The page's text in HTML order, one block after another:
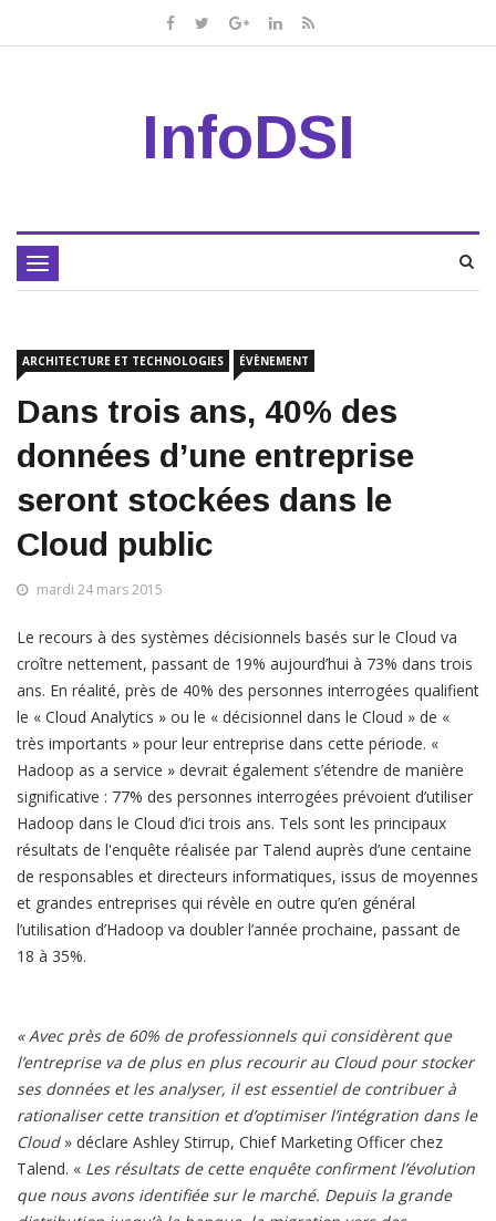
InfoDSI
Toggle
navigation
ARCHITECTURE ET TECHNOLOGIES ÉVÈNEMENT
Dans trois ans, 40% des
données d’une entreprise
seront stockées dans le
Cloud public
mardi 24 mars 2015
Le recours à des systèmes décisionnels basés sur le Cloud va
croître nettement, passant de 19% aujourd’hui à 73% dans trois
ans. En réalité, près de 40% des personnes interrogées qualifient
le « Cloud Analytics » ou le « décisionnel dans le Cloud » de «
très importants » pour leur entreprise dans cette période. «
Hadoop as a service » devrait également s’étendre de manière
significative : 77% des personnes interrogées prévoient d’utiliser
Hadoop dans le Cloud d’ici trois ans. Tels sont les principaux
résultats de l'enquête réalisée par Talend auprès d’une centaine
de responsables et directeurs informatiques, issus de moyennes
et grandes entreprises qui révèle en outre qu’en général
l’utilisation d’Hadoop va doubler l’année prochaine, passant de
18 à 35%.
« Avec près de 60% de professionnels qui considèrent que
l’entreprise va de plus en plus recourir au Cloud pour stocker
ses données et les analyser, il est essentiel de contribuer à
rationaliser cette transition et d’optimiser l’intégration dans le
Cloud » déclare Ashley Stirrup, Chief Marketing Officer chez
Talend. « Les résultats de cette enquête confirment l’évolution
que nous avons identifiée sur le marché. Depuis la grande